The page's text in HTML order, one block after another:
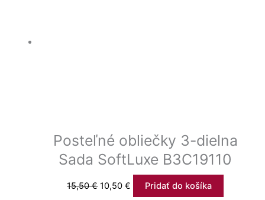
Posteľné obliečky 3-dielna
Sada SoftLuxe B3C19110
15,50€ 10,50€ Pridať do košíka